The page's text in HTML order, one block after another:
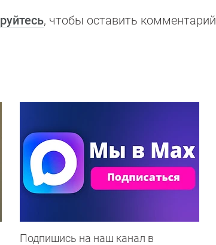
, чтобы оставить комментарий
Подпишись на наш канал в